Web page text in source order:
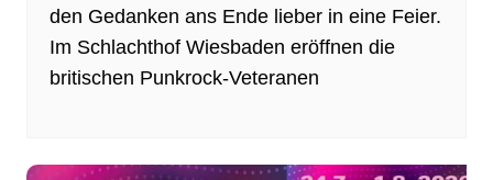
den Gedanken ans Ende lieber in eine Feier.
Im Schlachthof Wiesbaden eröffnen die
britischen Punkrock-Veteranen